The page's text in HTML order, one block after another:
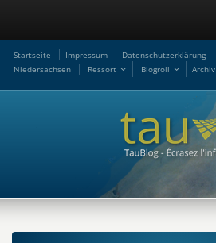
Startseite Impressum Datenschutzerklärung
Niedersachsen
Ressort Blogroll Archiv